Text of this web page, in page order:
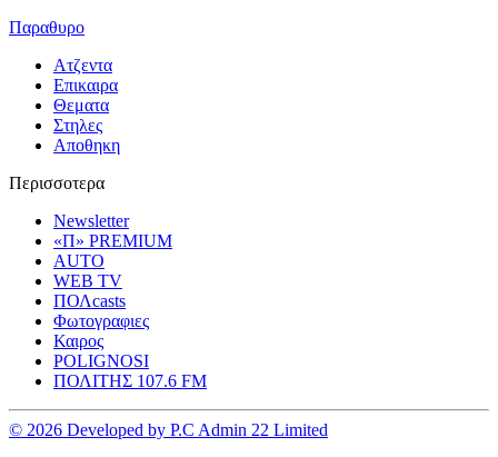
Παραθυρο
Ατζεντα
Επικαιρα
Θεματα
Στηλες
Αποθηκη
Περισσοτερα
Newsletter
«Π» PREMIUM
AUTO
WEB TV
ΠΟΛcasts
Φωτογραφιες
Καιρος
POLIGNOSI
ΠΟΛΙΤΗΣ 107.6 FM
© 2026 Developed by P.C Admin 22 Limited